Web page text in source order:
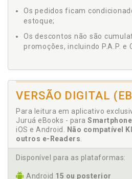
Os pedidos ficam
estoque;
Os descontos não são
promoções, incluindo P.A.P. e
VERSÃO DIGITAL
Para leitura em aplicativo
Juruá eBooks - para
iOS e Android.
Não compatível
outros e-Readers
Disponível para as plataformas:
Android 15 ou posterior